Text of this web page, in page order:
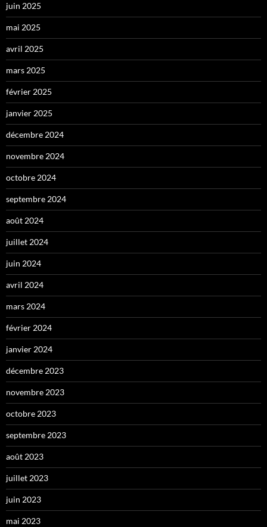
juin 2025
mai 2025
avril 2025
mars 2025
février 2025
janvier 2025
décembre 2024
novembre 2024
octobre 2024
septembre 2024
août 2024
juillet 2024
juin 2024
avril 2024
mars 2024
février 2024
janvier 2024
décembre 2023
novembre 2023
octobre 2023
septembre 2023
août 2023
juillet 2023
juin 2023
mai 2023